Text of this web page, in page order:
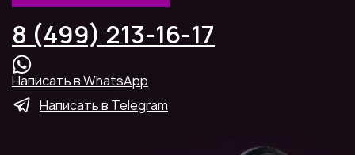
8 (499) 213-16-17
Написать в WhatsApp
Написать в Telegram